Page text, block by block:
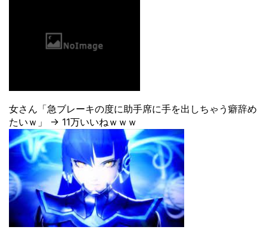
女さん「急ブレーキの度に助手席に手を出しちゃう癖辞め
たいｗ」 → 11万いいねｗｗｗ